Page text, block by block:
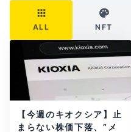
ALL NFT
【今週のキオクシア】止
まらない株価下落、”メ